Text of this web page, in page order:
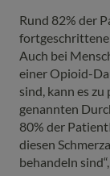
Rund 82% der
Auch bei
einer Opioid-
sind, kann es
genannten
80% der
diesen
behandeln